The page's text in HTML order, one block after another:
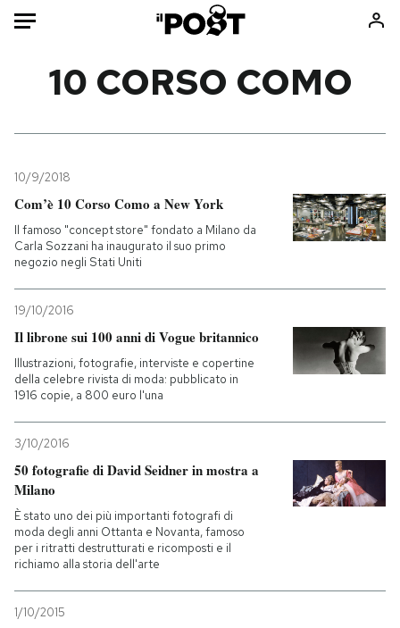
Mondo
Politica
Tecnologia
Internet
Cultura
Economia
Sport
Consumismi
Storie/Idee
Altrecose
Mondiali calcio 2026
PODCAST
NEWSLETTER
I MIEI PREFERITI
SHOP
10 CORSO COMO
10/9/2018
Com’è 10 Corso Como a New York
Il famoso "concept store" fondato a Milano da
Carla Sozzani ha inaugurato il suo primo
negozio negli Stati Uniti
19/10/2016
Il librone sui 100 anni di Vogue britannico
Illustrazioni, fotografie, interviste e copertine
della celebre rivista di moda: pubblicato in
1916 copie, a 800 euro l'una
3/10/2016
50 fotografie di David Seidner in mostra a
Milano
È stato uno dei più importanti fotografi di
moda degli anni Ottanta e Novanta, famoso
per i ritratti destrutturati e ricomposti e il
richiamo alla storia dell'arte
1/10/2015